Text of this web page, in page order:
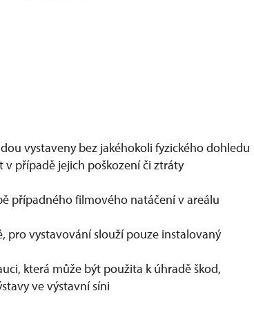
vystaveny bez jakéhokoli fyzického dohledu
případě jejich poškození či ztráty
případného filmového natáčení v areálu
pro vystavování slouží pouze instalovaný
která může být použita k úhradě škod,
ve výstavní síni